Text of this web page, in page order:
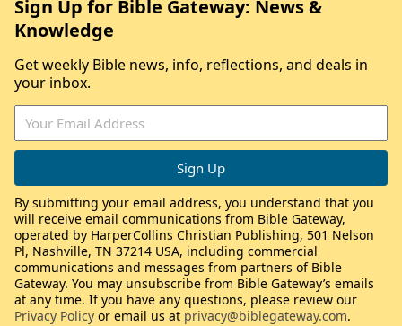
Sign Up for Bible Gateway: News &
Knowledge
Get weekly Bible news, info, reflections, and deals in
your inbox.
By submitting your email address, you understand that you
will receive email communications from Bible Gateway,
operated by HarperCollins Christian Publishing, 501 Nelson
Pl, Nashville, TN 37214 USA, including commercial
communications and messages from partners of Bible
Gateway. You may unsubscribe from Bible Gateway’s emails
at any time. If you have any questions, please review our
Privacy Policy or email us at privacy@biblegateway.com.